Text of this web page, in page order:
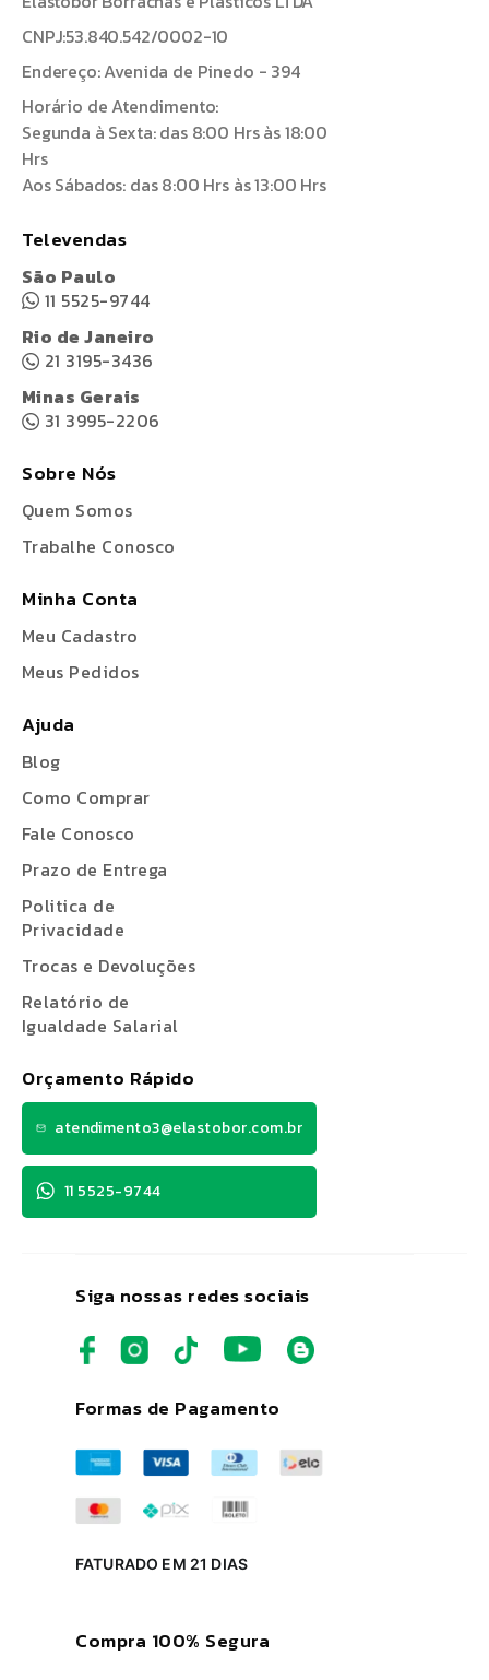
Siga nossas redes sociais
Formas de Pagamento
FATURADO EM 21 DIAS
Compra 100% Segura
CNPJ:53.840.542/0002-10
Endereço: Avenida de Pinedo - 394
Horário de Atendimento:
Segunda à Sexta: das 8:00 Hrs às 18:00
Hrs
Aos Sábados: das 8:00 Hrs às 13:00 Hrs
Televendas
São Paulo
11 5525-9744
Rio de Janeiro
21 3195-3436
Minas Gerais
31 3995-2206
Sobre Nós
Quem Somos
Trabalhe Conosco
Minha Conta
Meu Cadastro
Meus Pedidos
Ajuda
Blog
Como Comprar
Fale Conosco
Prazo de Entrega
Politica de
Privacidade
Trocas e Devoluções
Relatório de
Igualdade Salarial
Orçamento Rápido
atendimento3@elastobor.com.br
11 5525-9744